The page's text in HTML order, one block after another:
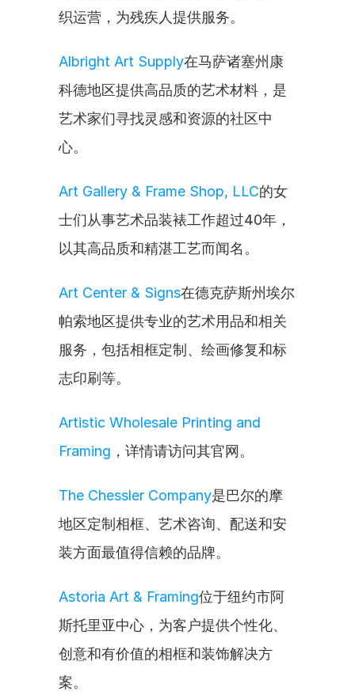
织运营，为残疾人提供服务。
Albright Art Supply在马萨诸塞州康
科德地区提供高品质的艺术材料，是
艺术家们寻找灵感和资源的社区中
心。
Art Gallery & Frame Shop, LLC的女
士们从事艺术品装裱工作超过40年，
以其高品质和精湛工艺而闻名。
Art Center & Signs在德克萨斯州埃尔
帕索地区提供专业的艺术用品和相关
服务，包括相框定制、绘画修复和标
志印刷等。
Artistic Wholesale Printing and
Framing ，详情请访问其官网。
The Chessler Company是巴尔的摩
地区定制相框、艺术咨询、配送和安
装方面最值得信赖的品牌。
Astoria Art & Framing位于纽约市阿
斯托里亚中心，为客户提供个性化、
创意和有价值的相框和装饰解决方
案。